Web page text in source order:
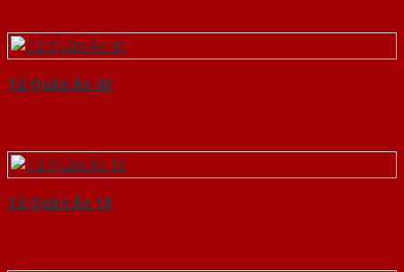
Tủ Quần Áo 40
Tủ Quần Áo 18